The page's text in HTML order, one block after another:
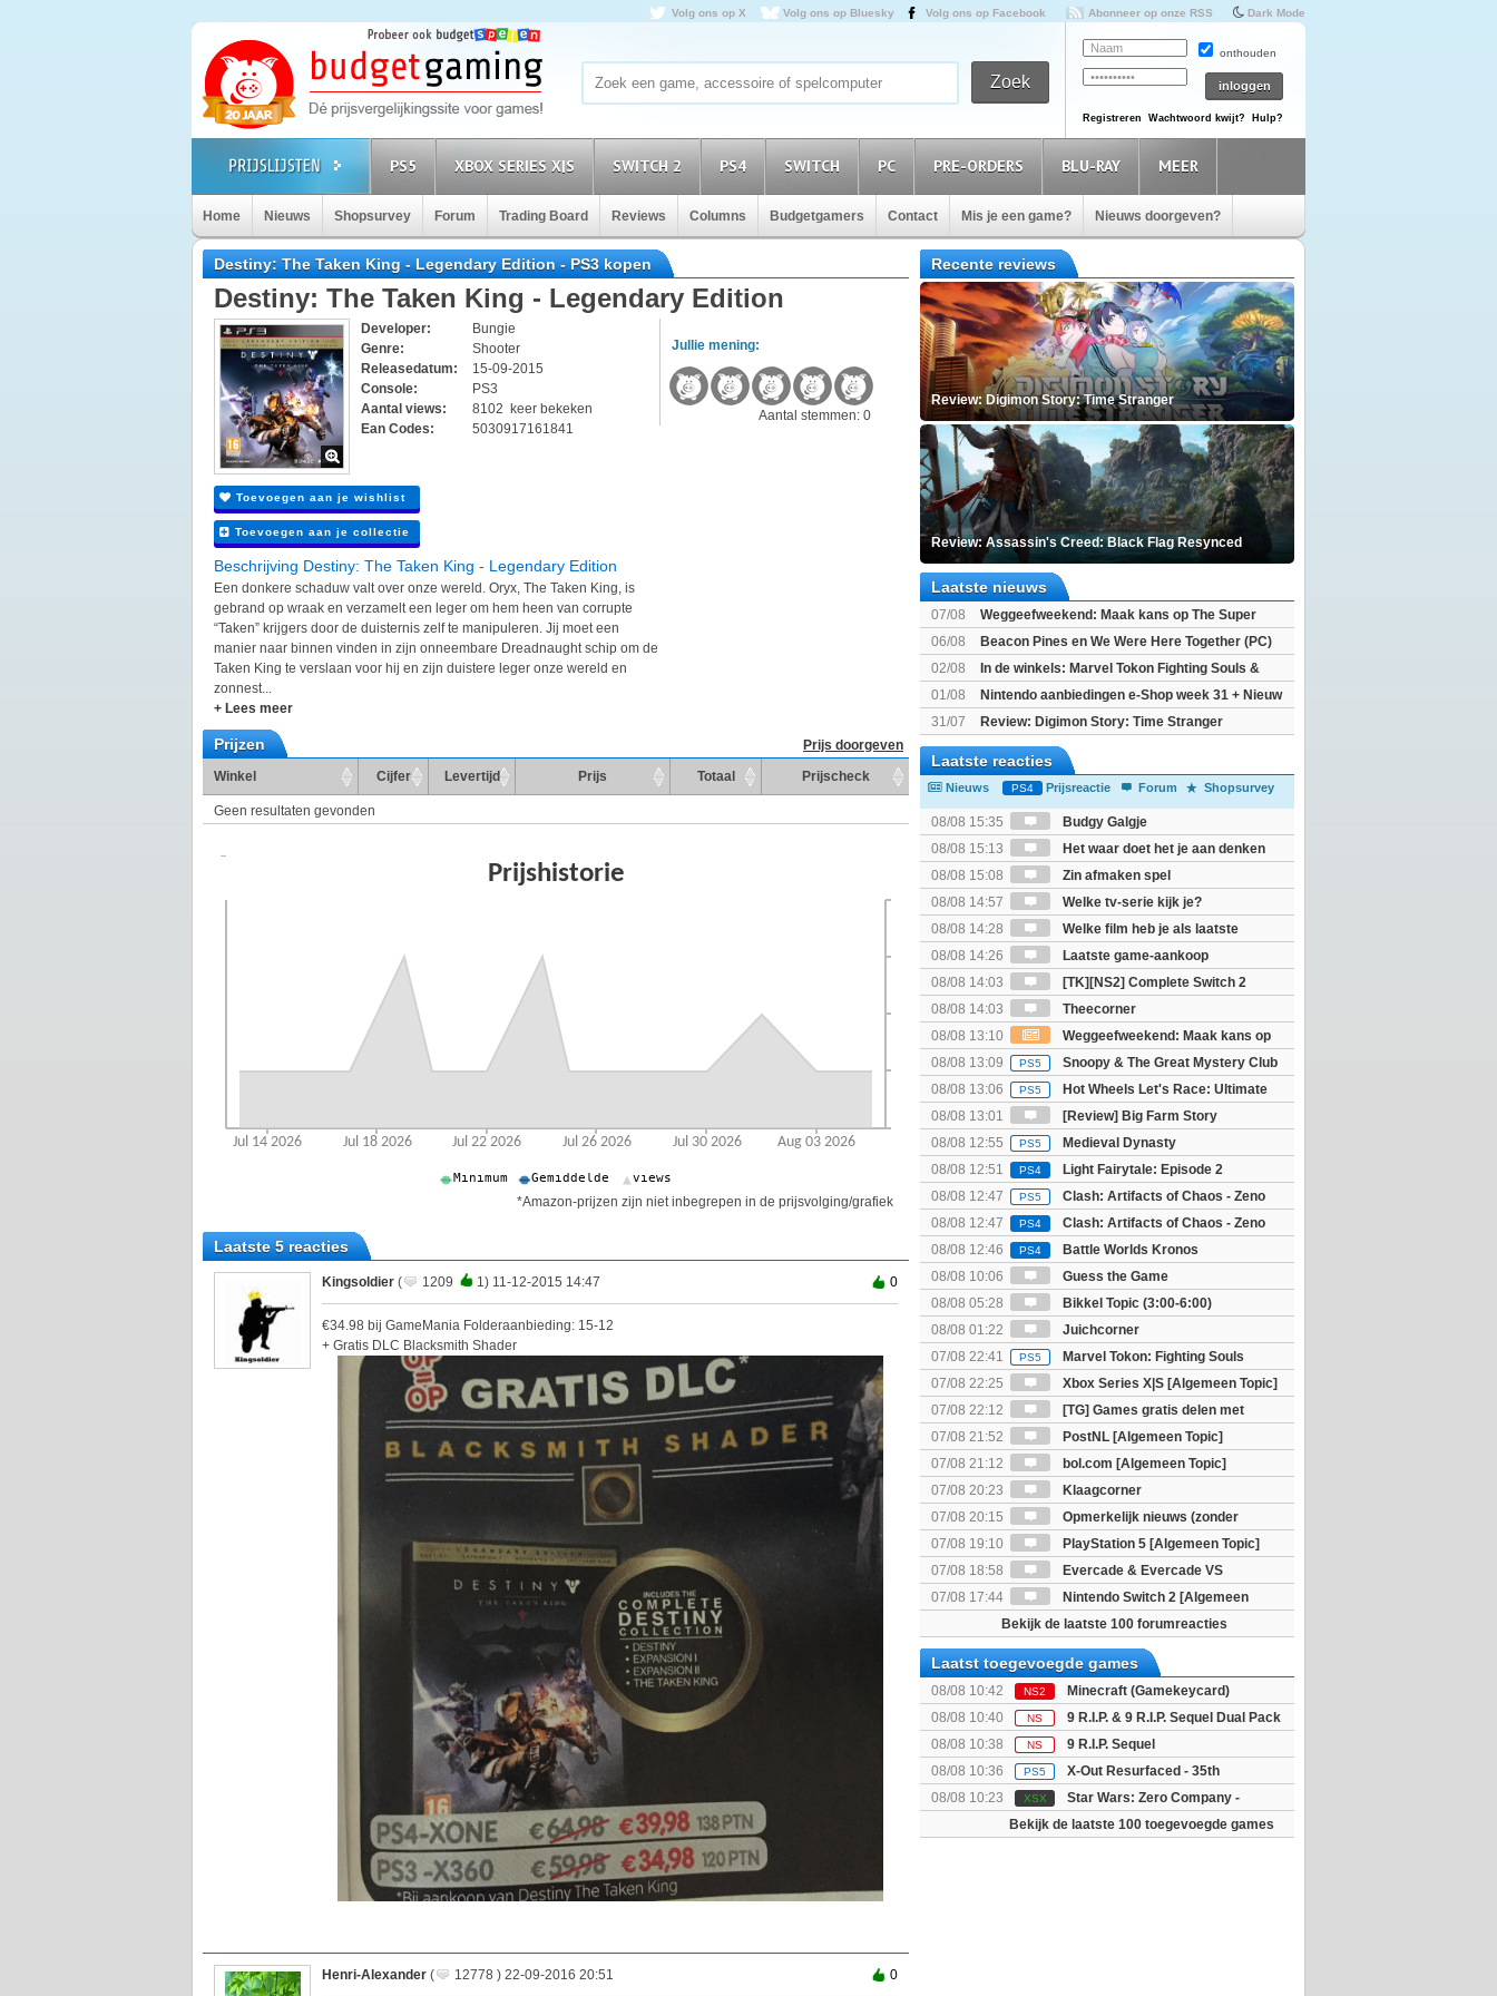
Volg ons op X Volg ons op Bluesky Volg ons op Facebook Abonneer op onze RSS Dark Mode
onthouden
Registreren Wachtwoord kwijt? Hulp?
PS5 XBOX SERIES X|S SWITCH 2 PS4 SWITCH PC PRE-ORDERS BLU-RAY MEER
Home Nieuws Shopsurvey Forum Trading Board Reviews Columns Budgetgamers Contact Mis je een game? Nieuws doorgeven?
Destiny: The Taken King - Legendary Edition - PS3 kopen
Destiny: The Taken King - Legendary Edition
Developer:
Bungie
Genre:
Shooter
Releasedatum:
15-09-2015
Console:
PS3
Aantal views:
8102 keer bekeken
Ean Codes:
5030917161841
Toevoegen aan je wishlist
Toevoegen aan je collectie
Beschrijving Destiny: The Taken King - Legendary Edition
Een donkere schaduw valt over onze wereld. Oryx, The Taken King, is
gebrand op wraak en verzamelt een leger om hem heen van corrupte
“Taken” krijgers door de duisternis zelf te manipuleren. Jij moet een
manier naar binnen vinden in zijn onneembare Dreadnaught schip om de
Taken King te verslaan voor hij en zijn duistere leger onze wereld en
zonnest...
+ Lees meer
Jullie mening:
Aantal stemmen: 0
Prijzen
Prijs doorgeven
Winkel
Cijfer Levertijd Prijs Totaal Prijscheck
Geen resultaten gevonden
*Amazon-prijzen zijn niet inbegrepen in de prijsvolging/grafiek
Laatste 5 reacties
Kingsoldier ( 1209 1) 11-12-2015 14:47 0
€34.98 bij GameMania Folderaanbieding: 15-12
+ Gratis DLC Blacksmith Shader
Henri-Alexander ( 12778 ) 22-09-2016 20:51 0
Recente reviews
Review: Digimon Story: Time Stranger
Review: Assassin's Creed: Black Flag Resynced
Laatste nieuws
07/08
Weggeefweekend: Maak kans op The Super
Mario Galaxy movie (2x)!
06/08
Beacon Pines en We Were Here Together (PC)
Gratis
02/08
In de winkels: Marvel Tokon Fighting Souls &
Beast of Reincarnation
01/08
Nintendo aanbiedingen e-Shop week 31 + Nieuw
voor Switch 2
31/07 Review: Digimon Story: Time Stranger
Laatste reacties
Nieuws PS4 Prijsreactie Forum Shopsurvey
08/08 15:35
Budgy Galgje
08/08 15:13
Het waar doet het je aan denken
spel! (3 posts wachten!)
08/08 15:08
Zin afmaken spel
08/08 14:57
Welke tv-serie kijk je?
08/08 14:28
Welke film heb je als laatste
gezien?
08/08 14:26
Laatste game-aankoop
08/08 14:03
[TK][NS2] Complete Switch 2
collectie
08/08 14:03
Theecorner
08/08 13:10
Weggeefweekend: Maak kans op
The Super Mario Galaxy movie (2x)!
08/08 13:09 PS5
Snoopy & The Great Mystery Club
08/08 13:06
PS5
Hot Wheels Let's Race: Ultimate
Speed!
08/08 13:01
[Review] Big Farm Story
(uitgespeeld op SteamDeck)
08/08 12:55 PS5
Medieval Dynasty
08/08 12:51
PS4
Light Fairytale: Episode 2
08/08 12:47
PS5
Clash: Artifacts of Chaos - Zeno
Edition
08/08 12:47 PS4
Clash: Artifacts of Chaos - Zeno
Edition
08/08 12:46 PS4
Battle Worlds Kronos
08/08 10:06
Guess the Game
08/08 05:28
Bikkel Topic (3:00-6:00)
08/08 01:22
Juichcorner
07/08 22:41
PS5
Marvel Tokon: Fighting Souls
07/08 22:25
Xbox Series X|S [Algemeen Topic]
07/08 22:12
[TG] Games gratis delen met
elkaar.
07/08 21:52
PostNL [Algemeen Topic]
07/08 21:12
bol.com [Algemeen Topic]
07/08 20:23
Klaagcorner
07/08 20:15
Opmerkelijk nieuws (zonder
politiek/religie)
07/08 19:10
PlayStation 5 [Algemeen Topic]
07/08 18:58
Evercade & Evercade VS
[Algemeen Topic]
07/08 17:44
Nintendo Switch 2 [Algemeen
Bekijk de laatste 100 forumreacties
Laatst toegevoegde games
08/08 10:42 NS2
Minecraft (Gamekeycard)
08/08 10:40
NS
9 R.I.P. & 9 R.I.P. Sequel Dual Pack
08/08 10:38
NS
9 R.I.P. Sequel
08/08 10:36
PS5
X-Out Resurfaced - 35th
Anniversary Edition
08/08 10:23 XSX
Star Wars: Zero Company -
Deluxe Edition (Xbox Serie...
Bekijk de laatste 100 toegevoegde games